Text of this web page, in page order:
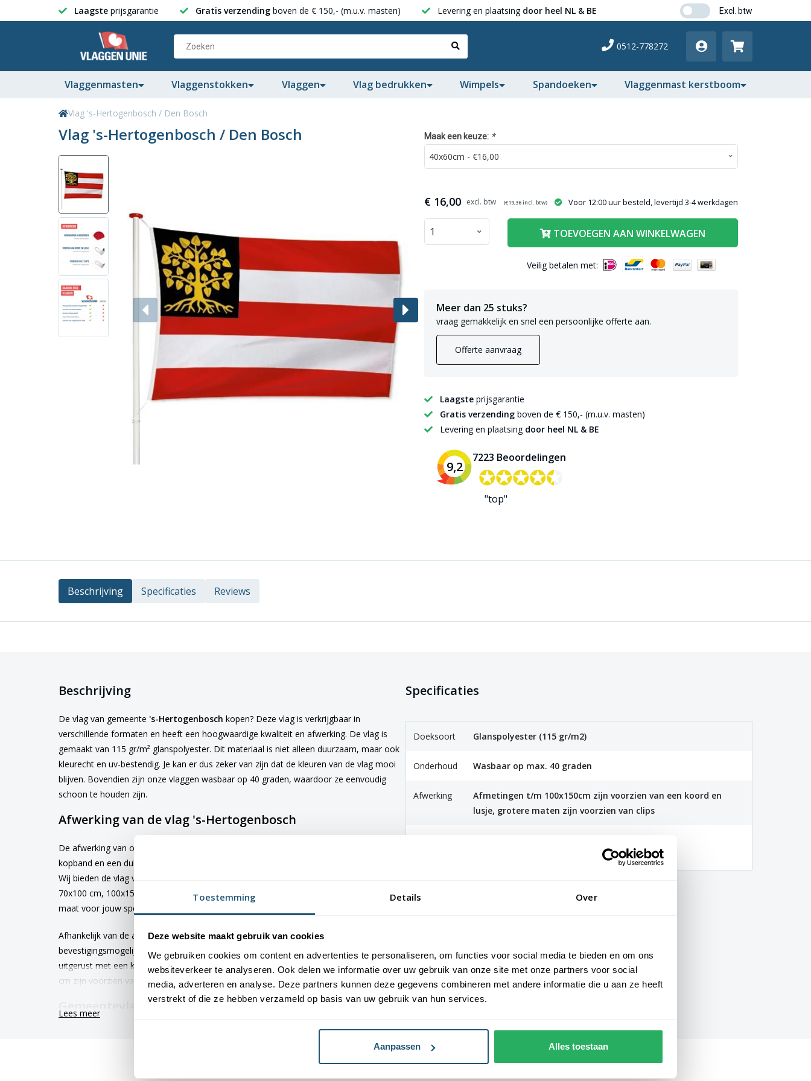
Toestemming Details Over
Deze website maakt gebruik van cookies
We gebruiken cookies om content en advertenties te personaliseren, om functies voor social media te bieden en om ons
websiteverkeer te analyseren. Ook delen we informatie over uw gebruik van onze site met onze partners voor social
media, adverteren en analyse. Deze partners kunnen deze gegevens combineren met andere informatie die u aan ze heeft
verstrekt of die ze hebben verzameld op basis van uw gebruik van hun services.
Aanpassen Alles toestaan
Laagste prijsgarantie Gratis verzending boven de € 150,- (m.u.v. masten) Levering en plaatsing door heel NL & BE
0512-778272
Vlaggenmasten Vlaggenstokken Vlaggen Vlag bedrukken Wimpels Spandoeken Vlaggenmast kerstboom
Vlag 's-Hertogenbosch / Den Bosch
Vlag 's-Hertogenbosch / Den Bosch Maak een keuze: *
€ 16,00 (€19,36incl. btw) Voor 12:00 uur besteld, levertijd 3-4 werkdagen
TOEVOEGEN AAN WINKELWAGEN
Veilig betalen met:
Meer dan 25 stuks?
vraag gemakkelijk en snel een persoonlijke offerte aan.
Offerte aanvraag
Laagste prijsgarantie
Gratis verzending boven de € 150,- (m.u.v. masten)
Levering en plaatsing door heel NL & BE
9,2
7223 Beoordelingen
✪✪✪✪✪
✪✪✪✪✪
"top"
Beschrijving Specificaties Reviews
Beschrijving
De vlag van gemeente 's-Hertogenbosch kopen? Deze vlag is verkrijgbaar in
verschillende formaten en heeft een hoogwaardige kwaliteit en afwerking. De vlag is
gemaakt van 115 gr/m² glanspolyester. Dit materiaal is niet alleen duurzaam, maar ook
kleurecht en uv-bestendig. Je kan er dus zeker van zijn dat de kleuren van de vlag mooi
blijven. Bovendien zijn onze vlaggen wasbaar op 40 graden, waardoor ze eenvoudig
schoon te houden zijn.
Afwerking van de vlag 's-Hertogenbosch
De afwerking van onze vlaggen is van hoge kwaliteit. Ze zijn voorzien van een sterke
kopband en een dubbele stiknaad, wat bijdraagt aan hun duurzaamheid en stevigheid.
Wij bieden de vlag van
70x100 cm, 100x150 cm, 150x225 cm en 200x300 cm. Hierdoor is er altijd een geschikte
maat voor jouw specifieke toepassing
Afhankelijk van de afmetingen die je kiest, worden de vlaggen voorzien van verschillende
bevestigingsmogelijkheden. De vlaggen van 40x60 cm, 70x100 cm en 100x150 cm zijn
uitgerust met een koord en lusje, terwijl de grotere maten van 150x225 cm en 200x300
cm zijn voorzien van clips.
Gemeentevlag van 's-Hertogenbosch bestellen
Kies voor kwaliteit en betrouwbaarheid met onze 's-Hertogenbosch vlag. Alle
gemeentevlaggen worden met de grootst mogelijke zorg vervaardigd en hebben een
levertijd van 4 tot 6 werkdagen. Afhankelijk van de locatie hebben vlaggen een
Lees meer
Specificaties
Doeksoort Glanspolyester (115 gr/m2)
Onderhoud Wasbaar op max. 40 graden
Afwerking
Afmetingen t/m 100x150cm zijn voorzien van een koord en
lusje, grotere maten zijn voorzien van clips